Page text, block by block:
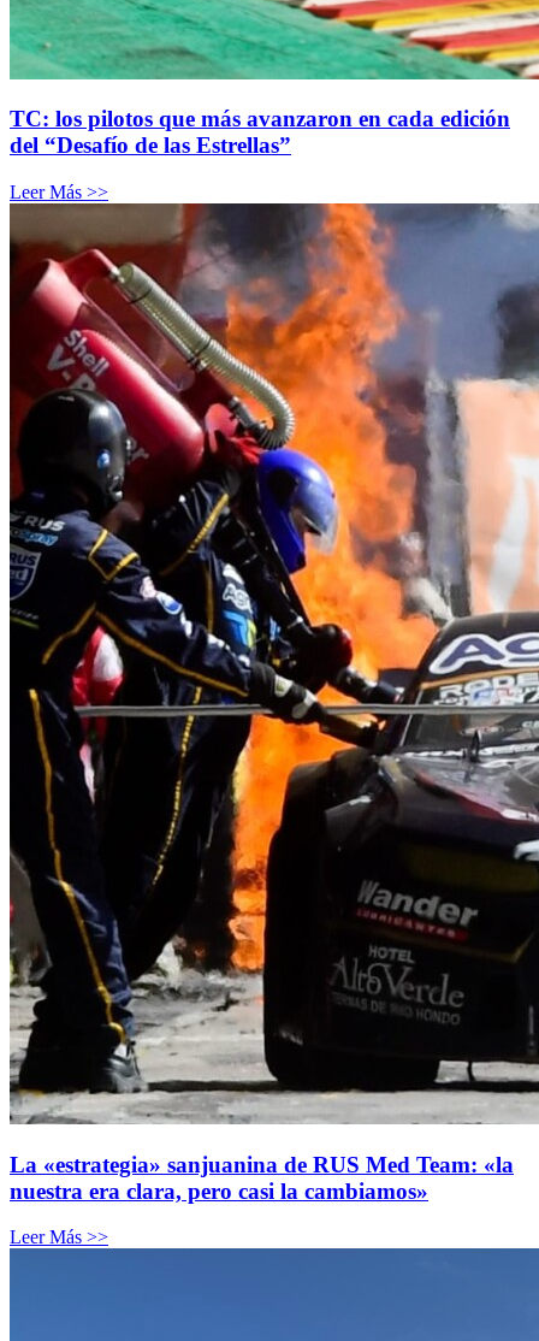
TC: los pilotos que más avanzaron en cada edición
del “Desafío de las Estrellas”
Leer Más >>
La «estrategia» sanjuanina de RUS Med Team: «la
nuestra era clara, pero casi la cambiamos»
Leer Más >>